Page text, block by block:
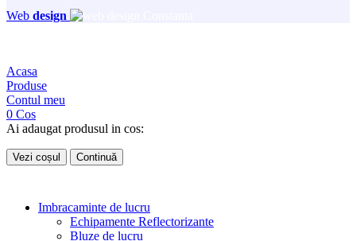
Web design
Acasa
Produse
Contul meu
0 Cos
Ai adaugat produsul in cos:
Vezi coșul Continuă
Imbracaminte de lucru
Echipamente Reflectorizante
Bluze de lucru